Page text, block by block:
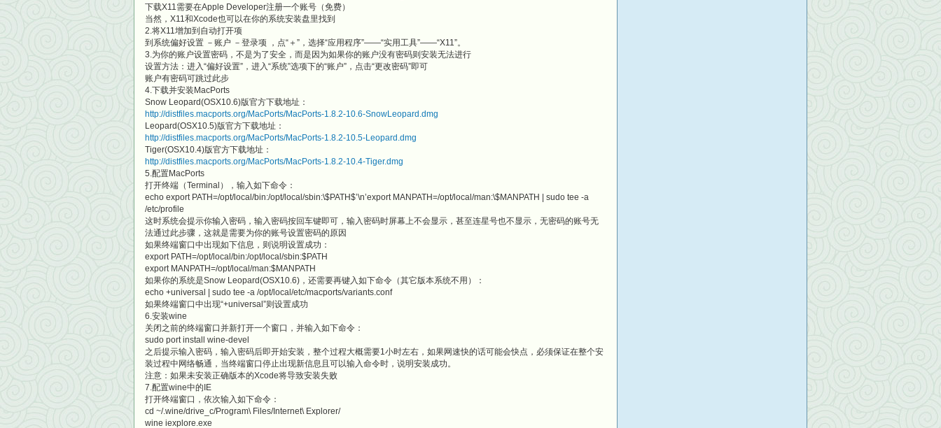
下载X11需要在Apple Developer注册一个账号（免费）
当然，X11和Xcode也可以在你的系统安装盘里找到
2.将X11增加到自动打开项
到系统偏好设置 －账户 －登录项 ，点“＋”，选择“应用程序”——“实用工具”——“X11”。
3.为你的账户设置密码，不是为了安全，而是因为如果你的账户没有密码则安装无法进行
设置方法：进入“偏好设置”，进入“系统”选项下的“账户”，点击“更改密码”即可
账户有密码可跳过此步
4.下载并安装MacPorts
Snow Leopard(OSX10.6)版官方下载地址：
http://distfiles.macports.org/MacPorts/MacPorts-1.8.2-10.6-SnowLeopard.dmg
Leopard(OSX10.5)版官方下载地址：
http://distfiles.macports.org/MacPorts/MacPorts-1.8.2-10.5-Leopard.dmg
Tiger(OSX10.4)版官方下载地址：
http://distfiles.macports.org/MacPorts/MacPorts-1.8.2-10.4-Tiger.dmg
5.配置MacPorts
打开终端（Terminal），输入如下命令：
echo export PATH=/opt/local/bin:/opt/local/sbin:\$PATH$’\n’export MANPATH=/opt/local/man:\$MANPATH | sudo tee -a
/etc/profile
这时系统会提示你输入密码，输入密码按回车键即可，输入密码时屏幕上不会显示，甚至连星号也不显示，无密码的账号无
法通过此步骤，这就是需要为你的账号设置密码的原因
如果终端窗口中出现如下信息，则说明设置成功：
export PATH=/opt/local/bin:/opt/local/sbin:$PATH
export MANPATH=/opt/local/man:$MANPATH
如果你的系统是Snow Leopard(OSX10.6)，还需要再键入如下命令（其它版本系统不用）：
echo +universal | sudo tee -a /opt/local/etc/macports/variants.conf
如果终端窗口中出现“+universal”则设置成功
6.安装wine
关闭之前的终端窗口并新打开一个窗口，并输入如下命令：
sudo port install wine-devel
之后提示输入密码，输入密码后即开始安装，整个过程大概需要1小时左右，如果网速快的话可能会快点，必须保证在整个安
装过程中网络畅通，当终端窗口停止出现新信息且可以输入命令时，说明安装成功。
注意：如果未安装正确版本的Xcode将导致安装失败
7.配置wine中的IE
打开终端窗口，依次输入如下命令：
cd ~/.wine/drive_c/Program\ Files/Internet\ Explorer/
wine iexplore.exe